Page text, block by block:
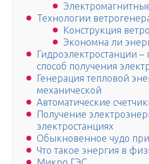
Технологии
Конструкция
Экономна ли
Гидроэлектростанции
способ получения
Генерация тепловой
механической
Автоматические
Получение
электростанциях
Обыкновенное чудо
Что такое энергия в